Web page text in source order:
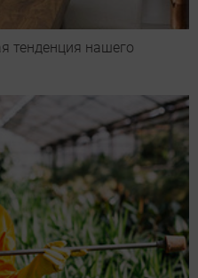
тенденция нашего